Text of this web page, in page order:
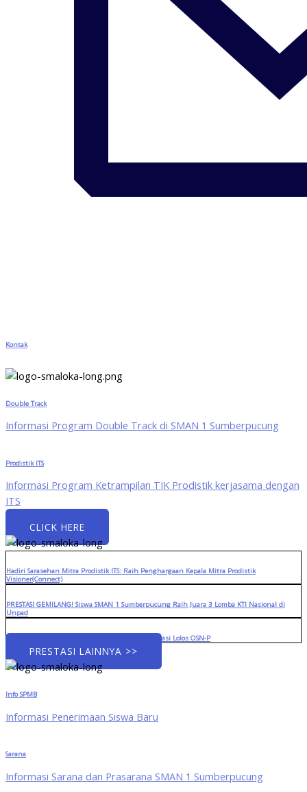
Kontak
Double Track
Informasi Program Double Track di SMAN 1 Sumberpucung
Prodistik ITS
Informasi Program Ketrampilan TIK Prodistik kerjasama dengan
ITS
CLICK HERE
Hadiri Sarasehan Mitra Prodistik ITS: Raih Penghargaan Kepala Mitra Prodistik
Visioner(Connect)
PRESTASI GEMILANG! Siswa SMAN 1 Sumberpucung Raih Juara 3 Lomba KTI Nasional di
Unpad
Menuju Panggung Provinsi: Tiga Siswa Berprestasi Lolos OSN-P
PRESTASI LAINNYA >>
Info SPMB
Informasi Penerimaan Siswa Baru
Sarana
Informasi Sarana dan Prasarana SMAN 1 Sumberpucung